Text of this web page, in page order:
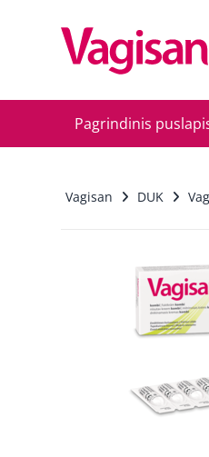
Pagrindinis
Vagisan DUK